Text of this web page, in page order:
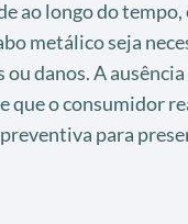
ao longo do tempo,
metálico seja
danos. A
que o consumidor
para